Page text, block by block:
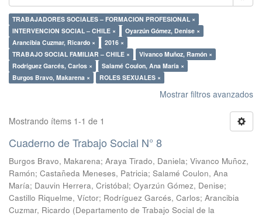
TRABAJADORES SOCIALES – FORMACION PROFESIONAL ×
INTERVENCION SOCIAL – CHILE ×
Oyarzún Gómez, Denise ×
Arancibia Cuzmar, Ricardo ×
2016 ×
TRABAJO SOCIAL FAMILIAR – CHILE ×
Vivanco Muñoz, Ramón ×
Rodríguez Garcés, Carlos ×
Salamé Coulon, Ana María ×
Burgos Bravo, Makarena ×
ROLES SEXUALES ×
Mostrar filtros avanzados
Mostrando ítems 1-1 de 1
Cuaderno de Trabajo Social N° 8
Burgos Bravo, Makarena; Araya Tirado, Daniela; Vivanco Muñoz,
Ramón; Castañeda Meneses, Patricia; Salamé Coulon, Ana
María; Dauvin Herrera, Cristóbal; Oyarzún Gómez, Denise;
Castillo Riquelme, Víctor; Rodríguez Garcés, Carlos; Arancibia
Cuzmar, Ricardo (Departamento de Trabajo Social de la